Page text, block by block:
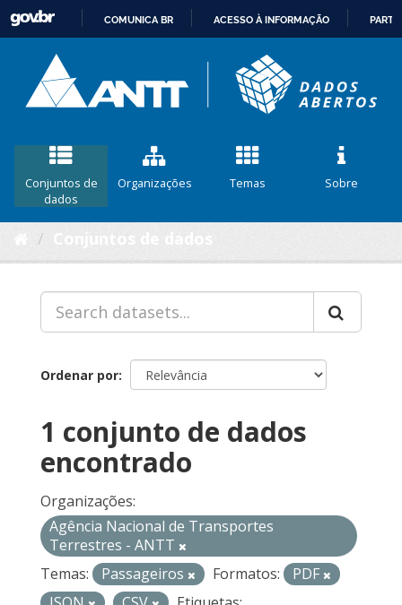
CONTEÚDO
COMUNICA BR ACESSO À INFORMAÇÃO
Conjuntos de
dados
Organizações Temas Sobre
Ordenar por
1 conjunto de dados
encontrado
Organizações:
Agência Nacional de Transportes
Terrestres - ANTT
Temas:
Passageiros Formatos:
PDF